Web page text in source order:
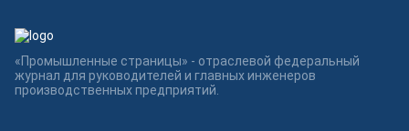
«Промышленные страницы» - отраслевой федеральный
журнал для руководителей и главных инженеров
производственных предприятий.